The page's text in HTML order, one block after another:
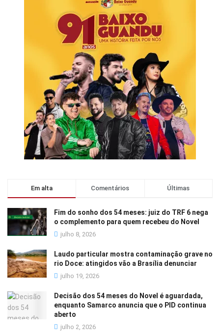
Em alta Comentários Últimas
Fim do sonho dos 54 meses: juiz do TRF 6 nega
o complemento para quem recebeu do Novel
julho 8, 2026
Laudo particular mostra contaminação grave no
rio Doce: atingidos vão a Brasília denunciar
julho 19, 2026
Decisão dos 54 meses do Novel é aguardada,
enquanto Samarco anuncia que o PID continua
aberto
julho 2, 2026